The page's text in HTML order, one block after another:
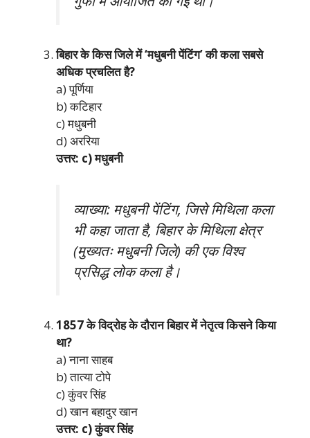
बिहार के किस जिले में ‘मधुबनी पेंटिंग’ की कला सबसे
अधिक प्रचलित है?
a) पूर्णिया
b) कटिहार
c) मधुबनी
d) अररिया
उत्तर: c) मधुबनी
व्याख्या: मधुबनी पेंटिंग, जिसे मिथिला कला
भी कहा जाता है, बिहार के मिथिला क्षेत्र
(मुख्यतः मधुबनी जिले) की एक विश्व
प्रसिद्ध लोक कला है।
1857 के विद्रोह के दौरान बिहार में नेतृत्व किसने किया
था?
a) नाना साहब
b) तात्या टोपे
c) कुंवर सिंह
d) खान बहादुर खान
उत्तर: c) कुंवर सिंह